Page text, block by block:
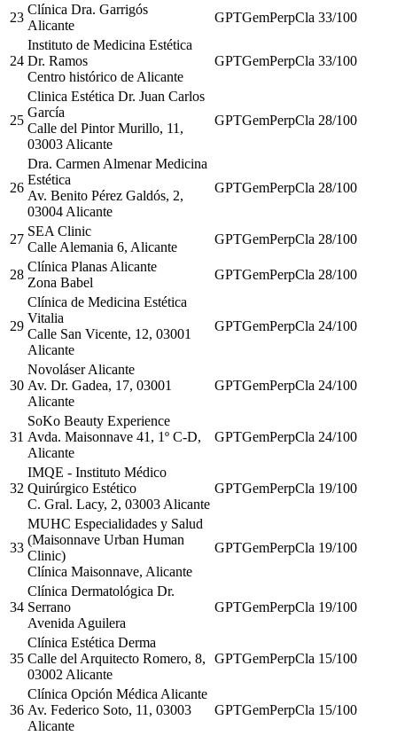
23
Clínica Dra. Garrigós
Alicante
GPTGemPerpCla 33/100
24
Instituto de Medicina Estética
Dr. Ramos
Centro histórico de Alicante
GPTGemPerpCla 33/100
25
Clinica Estética Dr. Juan Carlos
García
Calle del Pintor Murillo, 11,
03003 Alicante
GPTGemPerpCla 28/100
26
Dra. Carmen Almenar Medicina
Estética
Av. Benito Pérez Galdós, 2,
03004 Alicante
GPTGemPerpCla 28/100
27
SEA Clinic
Calle Alemania 6, Alicante
GPTGemPerpCla 28/100
28
Clínica Planas Alicante
Zona Babel
GPTGemPerpCla 28/100
29
Clínica de Medicina Estética
Vitalia
Calle San Vicente, 12, 03001
Alicante
GPTGemPerpCla 24/100
30
Novoláser Alicante
Av. Dr. Gadea, 17, 03001
Alicante
GPTGemPerpCla 24/100
31
SoKo Beauty Experience
Avda. Maisonnave 41, 1º C-D,
Alicante
GPTGemPerpCla 24/100
32
IMQE - Instituto Médico
Quirúrgico Estético
C. Gral. Lacy, 2, 03003 Alicante
GPTGemPerpCla 19/100
33
MUHC Especialidades y Salud
(Maisonnave Urban Human
Clinic)
Clínica Maisonnave, Alicante
GPTGemPerpCla 19/100
34
Clínica Dermatológica Dr.
Serrano
Avenida Aguilera
GPTGemPerpCla 19/100
35
Clínica Estética Derma
Calle del Arquitecto Romero, 8,
03002 Alicante
GPTGemPerpCla 15/100
36
Clínica Opción Médica Alicante
Av. Federico Soto, 11, 03003
Alicante
GPTGemPerpCla 15/100